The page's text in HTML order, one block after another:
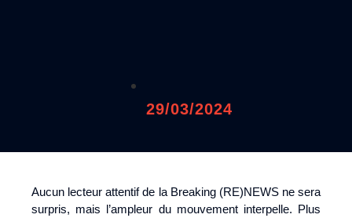
29/03/2024
Aucun lecteur attentif de la Breaking (RE)NEWS ne sera
surpris, mais l’ampleur du mouvement interpelle. Plus